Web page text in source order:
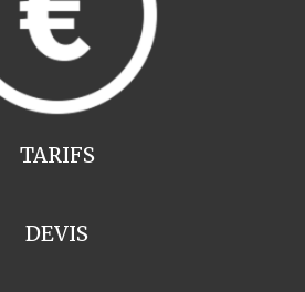
TARIFS
DEVIS